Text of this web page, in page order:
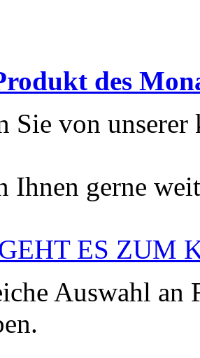
des
Sie von unserer
Ihnen gerne
ES ZUM
Auswahl an